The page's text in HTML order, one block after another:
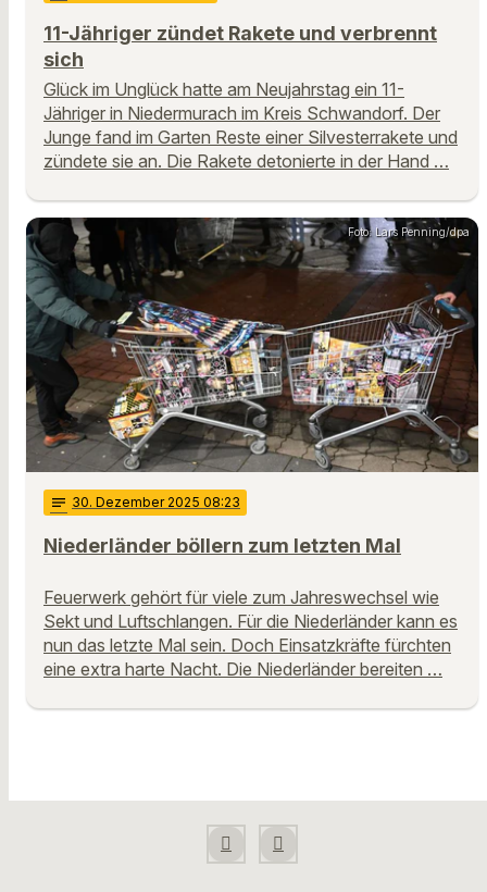
11-Jähriger zündet Rakete und verbrennt
sich
Glück im Unglück hatte am Neujahrstag ein 11-
Jähriger in Niedermurach im Kreis Schwandorf. Der
Junge fand im Garten Reste einer Silvesterrakete und
zündete sie an. Die Rakete detonierte in der Hand …
Foto: Lars Penning/dpa
notes 30. Dezember 2025 08:23
Niederländer böllern zum letzten Mal
Feuerwerk gehört für viele zum Jahreswechsel wie
Sekt und Luftschlangen. Für die Niederländer kann es
nun das letzte Mal sein. Doch Einsatzkräfte fürchten
eine extra harte Nacht. Die Niederländer bereiten …